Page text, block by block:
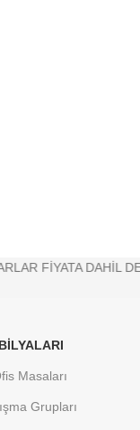
DAHİL DEĞİLDİR.
Masaları
Grupları